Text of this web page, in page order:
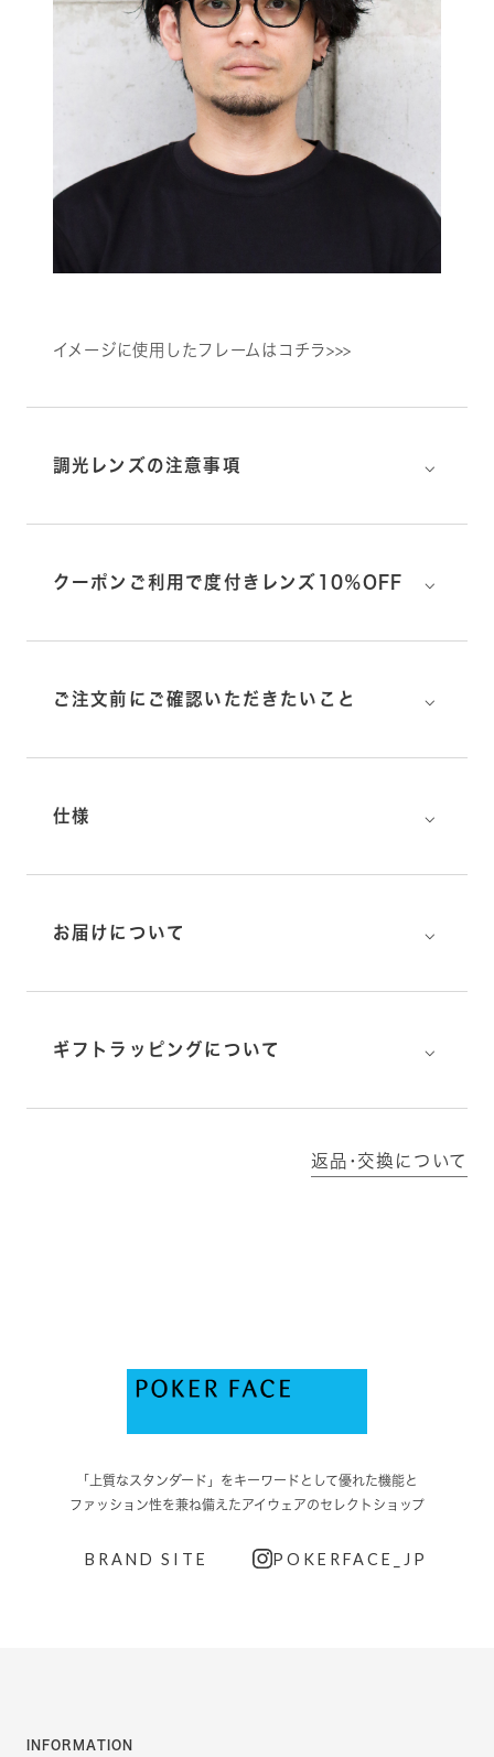
イメージに使用したフレームはコチラ>>>
調光レンズの注意事項 ⌵
クーポンご利用で度付きレンズ10％OFF ⌵
ご注文前にご確認いただきたいこと ⌵
仕様 ⌵
お届けについて ⌵
ギフトラッピングについて ⌵
返品･交換について
「上質なスタンダード」をキーワードとして優れた機能と
ファッション性を兼ね備えたアイウェアのセレクトショップ
BRAND SITE POKERFACE_JP
INFORMATION